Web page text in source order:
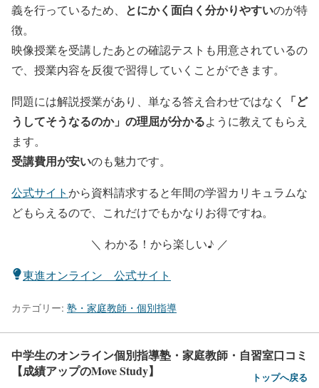
義を行っているため、 とにかく面白く分かりやすいのが特
徴。
映像授業を受講したあとの確認テストも用意されているの
で、授業内容を反復で習得していくことができます。
問題には解説授業があり、単なる答え合わせではなく
「ど
うしてそうなるのか」の理屈が分かるように教えてもらえ
ます。
受講費用が安いのも魅力です。
公式サイトから資料請求すると年間の学習カリキュラムな
どもらえるので、これだけでもかなりお得ですね。
＼ わかる！から楽しい♪ ／
東進オンライン 公式サイト
カテゴリー: 塾・家庭教師・個別指導
中学生のオンライン個別指導塾・家庭教師・自習室口コミ
【成績アップのMove Study】
トップへ戻る